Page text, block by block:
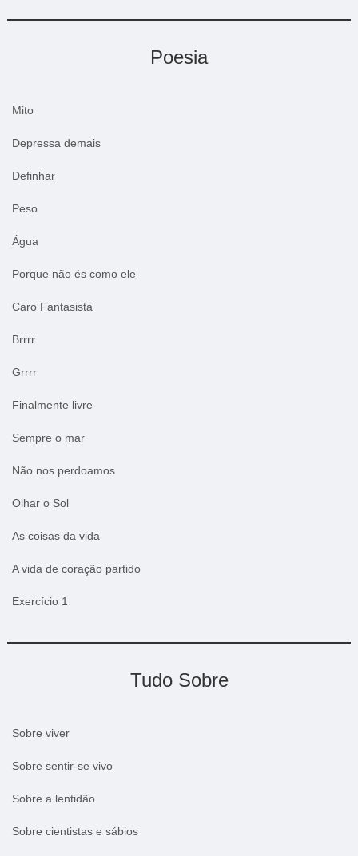
Poesia
Mito
Depressa demais
Definhar
Peso
Água
Porque não és como ele
Caro Fantasista
Brrrr
Grrrr
Finalmente livre
Sempre o mar
Não nos perdoamos
Olhar o Sol
As coisas da vida
A vida de coração partido
Exercício 1
Tudo Sobre
Sobre viver
Sobre sentir-se vivo
Sobre a lentidão
Sobre cientistas e sábios